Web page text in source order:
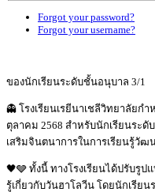
Forgot your password?
Forgot your username?
ของนักเรียนระดับชั้นอนุบาล 3/1
👻 โรงเรียนเรยีนาเชลีวิทยาลัยก
ตุลาคม 2568 สำหรับนักเรียนระดั
เสริมจินตนาการในการเรียนรู้วัฒ
🖤🩶 ทั้งนี้ ทางโรงเรียนได้ปรับรู
รู้เกี่ยวกับวันฮาโลวีน โดยนักเรีย